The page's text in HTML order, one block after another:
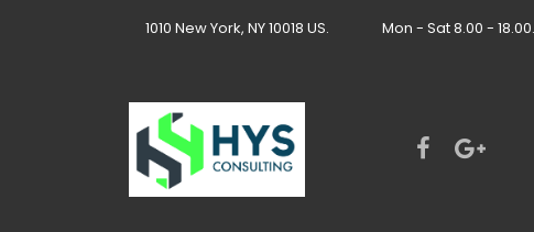
1010 New York, NY 10018 US. Mon - Sat 8.00 -